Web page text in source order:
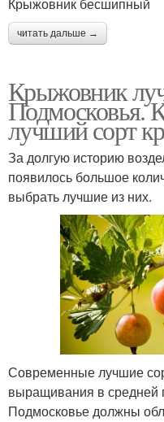
читать дальше →
Крыжовник
Подмосковья.
лучший сорт
За долгую историю
появилось большое
выбрать лучшие из них.
Современные лучшие
выращивания в средней
Подмосковье должны